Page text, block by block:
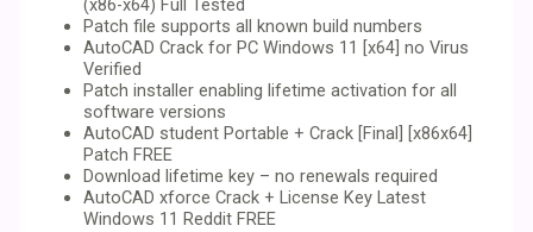
(x86-x64) Full Tested
Patch file supports all known build numbers
AutoCAD Crack for PC Windows 11 [x64] no Virus
Verified
Patch installer enabling lifetime activation for all
software versions
AutoCAD student Portable + Crack [Final] [x86x64]
Patch FREE
Download lifetime key – no renewals required
AutoCAD xforce Crack + License Key Latest
Windows 11 Reddit FREE